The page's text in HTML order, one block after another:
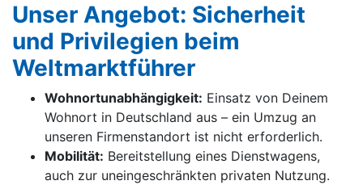
Unser Angebot: Sicherheit
und Privilegien beim
Weltmarktführer
Wohnortunabhängigkeit: Einsatz von Deinem
Wohnort in Deutschland aus – ein Umzug an
unseren Firmenstandort ist nicht erforderlich.
Mobilität: Bereitstellung eines Dienstwagens,
auch zur uneingeschränkten privaten Nutzung.